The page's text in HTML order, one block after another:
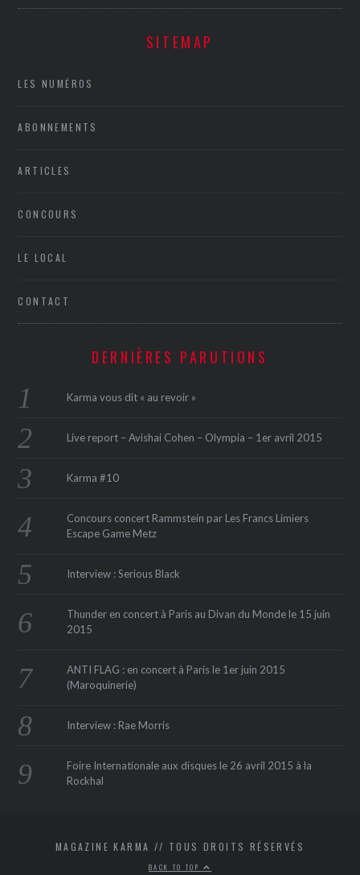
SITEMAP
LES NUMÉROS
ABONNEMENTS
ARTICLES
CONCOURS
LE LOCAL
CONTACT
DERNIÈRES PARUTIONS
Karma vous dit « au revoir »
Live report – Avishai Cohen – Olympia – 1er avril 2015
Karma #10
Concours concert Rammstein par Les Francs Limiers
Escape Game Metz
Interview : Serious Black
Thunder en concert à Paris au Divan du Monde le 15 juin
2015
ANTI FLAG : en concert à Paris le 1er juin 2015
(Maroquinerie‏)
Interview : Rae Morris
Foire Internationale aux disques le 26 avril 2015 à la
Rockhal
MAGAZINE KARMA // TOUS DROITS RÉSERVÉS
BACK TO TOP